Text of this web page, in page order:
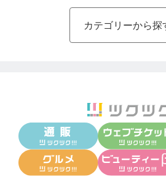
め、息子が１歳半になった２
会話講師(兼教室運営責任者)
て新しい仕事がスタートしまし
てはいけない状況に喉が耐え
は声が出なくなってしまう…
更に、保育園に預けていた息
つれて毎回お迎えが遅いこと
うようになり、２０１６年３
カテゴリーから探